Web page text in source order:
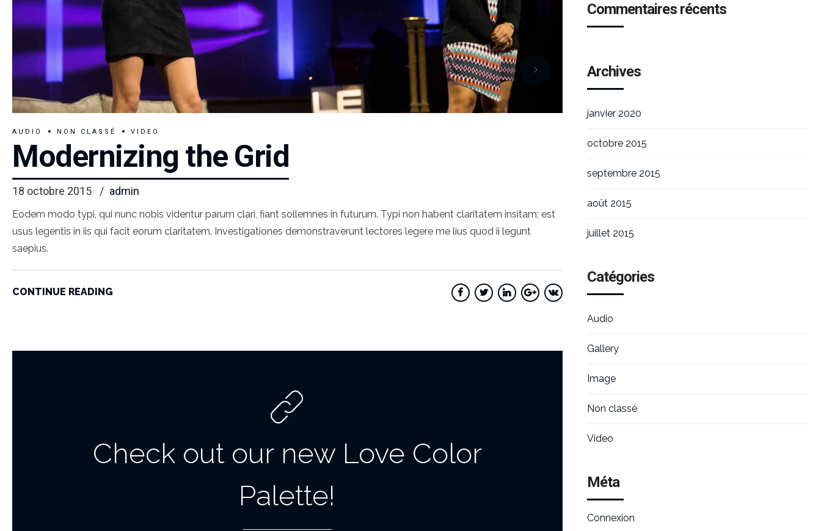
AUDIO NON CLASSÉ VIDEO
Modernizing the Grid
18 octobre 2015 admin
Eodem modo typi, qui nunc nobis videntur parum clari, fiant sollemnes in futurum. Typi non habent claritatem insitam; est
usus legentis in iis qui facit eorum claritatem. Investigationes demonstraverunt lectores legere me lius quod ii legunt
saepius.
CONTINUE READING
Check out our new Love Color
Palette!
Commentaires récents
Archives
janvier 2020
octobre 2015
septembre 2015
août 2015
juillet 2015
Catégories
Audio
Gallery
Image
Non classé
Video
Méta
Connexion